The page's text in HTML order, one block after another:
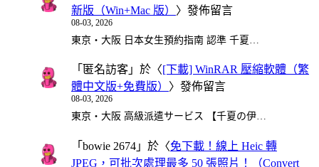
新版（Win+Mac 版） 〉發佈留言
08-03, 2026
東京・大阪 日本女生預約指南 認準 千夏…
「 匿名訪客 」於〈[下載] WinRAR 壓縮軟體（繁
體中文版+免費版） 〉發佈留言
08-03, 2026
東京・大阪 高級派遣サービス 【千夏の伊…
「 bowie 2674 」於〈免下載！線上 Heic 轉
JPEG，可批次處理最多 50 張照片！（Convert